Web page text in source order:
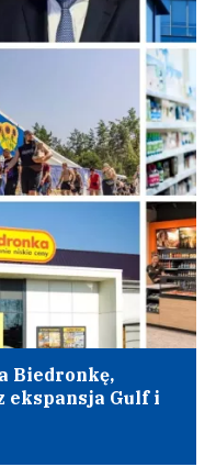
Biedronkę,
ekspansja Gulf i